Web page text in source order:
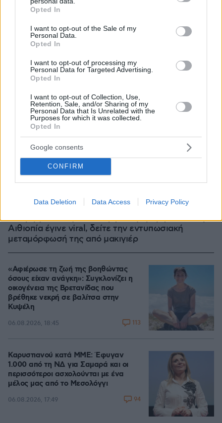
grant or deny consent to Google and its third-party tags to
use your data for below specified purposes in below Google
consent section.
Opted In
I want to opt-out of the Sale of my
Personal Data.
Opted In
I want to opt-out of processing my
Personal Data for Targeted Advertising.
Opted In
I want to opt-out of Collection, Use,
Retention, Sale, and/or Sharing of my
Personal Data that Is Unrelated with the
Purposes for which it was collected.
Opted In
Google consents
CONFIRM
Data Deletion Data Access Privacy Policy
Νεαρή γυναίκα με ακατέργαστη ομορφιά από την
Αιθιοπία έγινε viral, δείτε την εντυπωσιακή
μεταμόρφωσή της από μακιγιέρ
06.08.2026, 09:18
«Αφιέρωσε τη ζωή της βοηθώντας
όσους είχαν ανάγκη»: Συγκλονίζει η
οικογένεια της Βρετανίδας που
βρέθηκε νεκρή σε βαλίτσα στην
Κυψέλη
06.08.2026, 18:45 113
Καρυστιανού κατά ΜΜΕ: Έφυγαν
1.000 από τη ΝΔ για Σαμαρά και οι
περισσότεροι ασχολούνται με ένα
μέλος μας από το Μεσολόγγι
06.08.2026, 17:49 94